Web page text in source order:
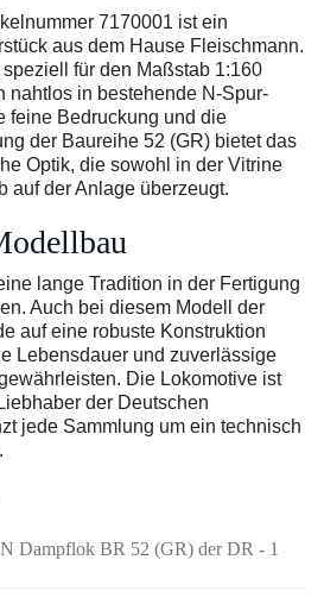
7170001 ist ein
aus dem Hause Fleischmann.
für den Maßstab 1:160
nahtlos in bestehende N-Spur-
feine Bedruckung und die
der Baureihe 52 (GR) bietet das
Optik, die sowohl in der Vitrine
auf der Anlage überzeugt.
lange Tradition in der Fertigung
Auch bei diesem Modell der
auf eine robuste Konstruktion
Lebensdauer und zuverlässige
Die Lokomotive ist
der Deutschen
jede Sammlung um ein technisch